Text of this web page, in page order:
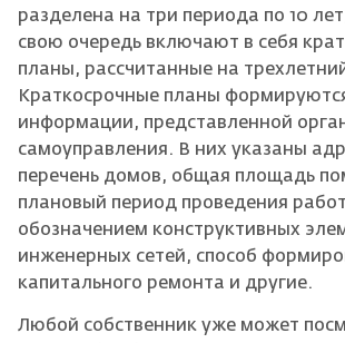
разделена на три периода по 10
свою очередь включают в себя
планы, рассчитанные на
Краткосрочные планы
информации, представленной
самоуправления. В них указаны
перечень домов, общая площадь
плановый период проведения
обозначением конструктивных
инженерных сетей, способ
капитального ремонта и другие.
Любой собственник уже может